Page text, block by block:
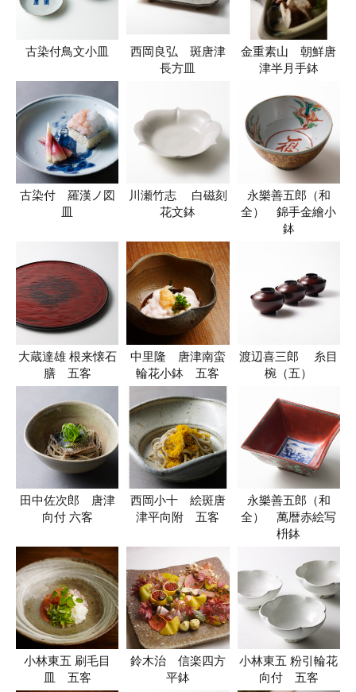
古染付鳥文小皿
西岡良弘 斑唐津
長方皿
金重素山 朝鮮唐
津半月手鉢
古染付 羅漢ノ図
皿
川瀬竹志 白磁刻
花文鉢
永樂善五郎（和
全） 錦手金繪小
鉢
大蔵達雄 根来懐石
膳 五客
中里隆 唐津南蛮
輪花小鉢 五客
渡辺喜三郎 糸目
椀（五）
田中佐次郎 唐津
向付 六客
西岡小十 絵斑唐
津平向附 五客
永樂善五郎（和
全） 萬暦赤絵写
枡鉢
小林東五 刷毛目
皿 五客
鈴木治 信楽四方
平鉢
小林東五 粉引輪花
向付 五客